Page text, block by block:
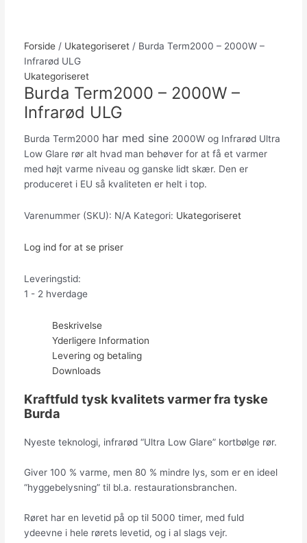
Forside/ Ukategoriseret/ Burda Term2000 – 2000W –
Infrarød ULG
Ukategoriseret
Burda Term2000 – 2000W –
Infrarød ULG
Burda Term2000 har med sine 2000W og Infrarød Ultra
Low Glare rør alt hvad man behøver for at få et varmer
med højt varme niveau og ganske lidt skær. Den er
produceret i EU så kvaliteten er helt i top.
Varenummer (SKU): N/A Kategori: Ukategoriseret
Log ind for at se priser
Leveringstid:
1 - 2 hverdage
Beskrivelse
Yderligere Information
Levering og betaling
Downloads
Kraftfuld tysk kvalitets varmer fra tyske
Burda
Nyeste teknologi, infrarød “Ultra Low Glare” kortbølge rør.
Giver 100 % varme, men 80 % mindre lys, som er en ideel
“hyggebelysning” til bl.a. restaurationsbranchen.
Røret har en levetid på op til 5000 timer, med fuld
ydeevne i hele rørets levetid, og i al slags vejr.